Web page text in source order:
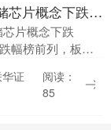
股票什么叫杠杆 存储芯片概念下跌2.72%，主力资金净流出145股
片概念下跌
幅榜前列，板块
么叫杠杆，东芯
材等跌幅居前，
证
阅读：
85